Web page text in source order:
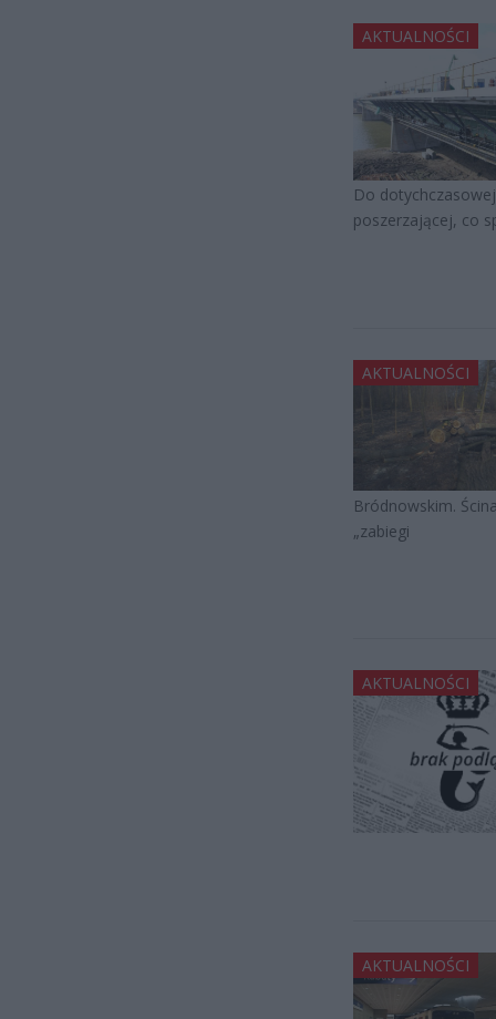
AKTUALNOŚCI
Do
poszerzającej, co
AKTUALNOŚCI
Bródnowskim.
„zabiegi
AKTUALNOŚCI
AKTUALNOŚCI